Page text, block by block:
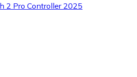
2 Pro Controller 2025